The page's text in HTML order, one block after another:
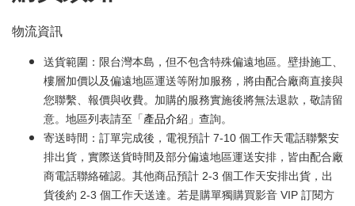
物流資訊
送貨範圍：限台灣本島，但不包含特殊偏遠地區。壁掛施工、
樓層加價以及偏遠地區運送等附加服務，將由配合廠商直接與
您聯繫、報價與收費。加購的服務實施後將無法退款，敬請留
意。地區列表請至「產品介紹 」查詢。
寄送時間：訂單完成後，電視預計 7-10 個工作天電話聯繫安
排出貨，實際送貨時間及部分偏遠地區運送安排，皆由配合廠
商電話聯絡確認。其他商品預計 2-3 個工作天安排出貨，出
貨後約 2-3 個工作天送達。若是購單獨購買影音 VIP 訂閱方